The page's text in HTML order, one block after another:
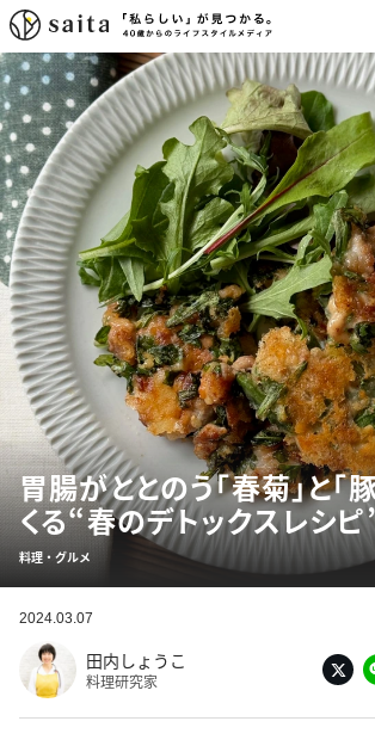
胃腸がととのう「春菊」と「
くる“春のデトックスレシ
料理・グルメ
2024.03.07
田内しょうこ
料理研究家